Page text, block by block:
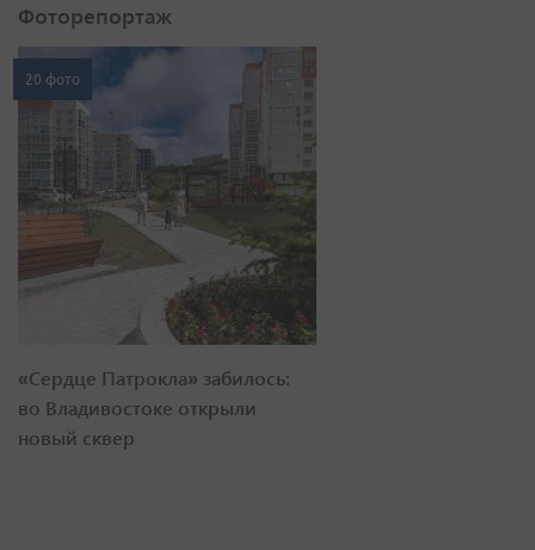
Фоторепортаж
20 фото
«Сердце Патрокла» забилось:
во Владивостоке открыли
новый сквер